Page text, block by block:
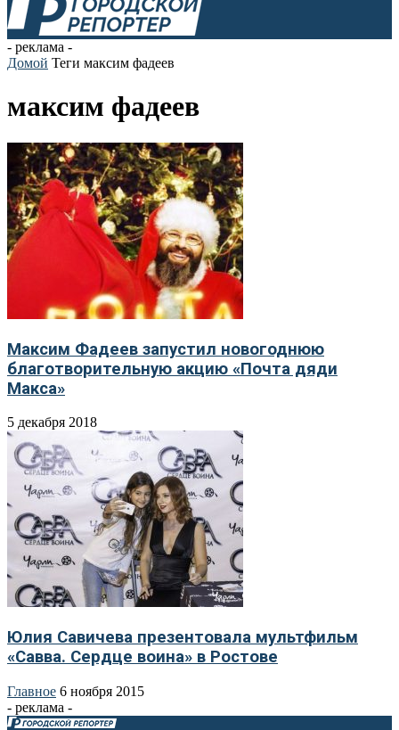
- реклама -
Домой Теги максим фадеев
максим фадеев
Максим Фадеев запустил новогоднюю
благотворительную акцию «Почта дяди
Макса»
5 декабря 2018
Юлия Савичева презентовала мультфильм
«Савва. Сердце воина» в Ростове
Главное 6 ноября 2015
- реклама -